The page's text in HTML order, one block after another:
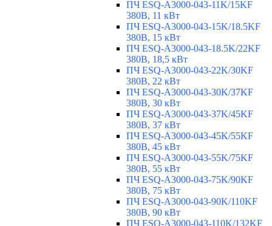
ПЧ ESQ-A3000-043-11K/15KF
380В, 11 кВт
ПЧ ESQ-A3000-043-15K/18.5KF
380В, 15 кВт
ПЧ ESQ-A3000-043-18.5K/22KF
380В, 18,5 кВт
ПЧ ESQ-A3000-043-22K/30KF
380В, 22 кВт
ПЧ ESQ-A3000-043-30K/37KF
380В, 30 кВт
ПЧ ESQ-A3000-043-37K/45KF
380В, 37 кВт
ПЧ ESQ-A3000-043-45K/55KF
380В, 45 кВт
ПЧ ESQ-A3000-043-55K/75KF
380В, 55 кВт
ПЧ ESQ-A3000-043-75K/90KF
380В, 75 кВт
ПЧ ESQ-A3000-043-90K/110KF
380В, 90 кВт
ПЧ ESQ-A3000-043-110K/132KF